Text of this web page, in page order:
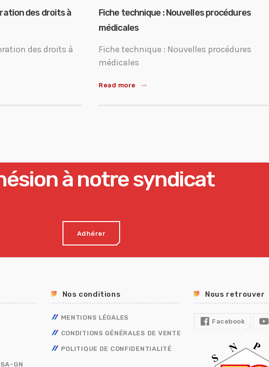
des droits à
des droits à
Fiche technique : Nouvelles procédures
médicales
Fiche technique : Nouvelles procédures
médicales
Read more trending_flat
à notre syndicat
Adhérer
GN
Nos conditions
MENTIONS LÉGALES
CONDITIONS GÉNÉRALES DE VENTE
POLITIQUE DE CONFIDENTIALITÉ
Nous retrouver
Facebook